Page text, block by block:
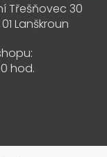
Třešňovec 30
Lanškroun
hod.